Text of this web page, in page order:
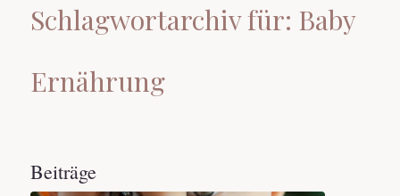
Schlagwortarchiv für: Baby
Ernährung
Beiträge